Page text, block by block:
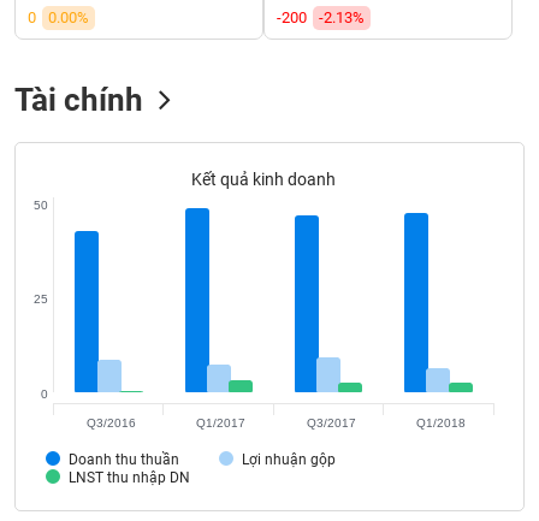
0
0.00%
-200
-2.13%
Tài chính
Kết quả kinh doanh
Doanh thu thuần
Lợi nhuận gộp
LNST thu nhập DN
0
25
50
Q3/2016 Q1/2017 Q3/2017 Q1/2018
TRUYỀN
BẤT
ĐỘNG
SẢN
Mã